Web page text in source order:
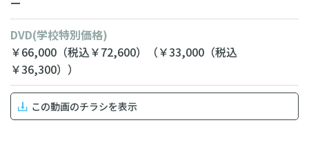
DVD(学校特別価格)
￥66,000 （税込￥72,600） （￥33,000 （税込
￥36,300））
この動画のチラシを表示